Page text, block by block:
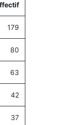
179
80
63
42
37